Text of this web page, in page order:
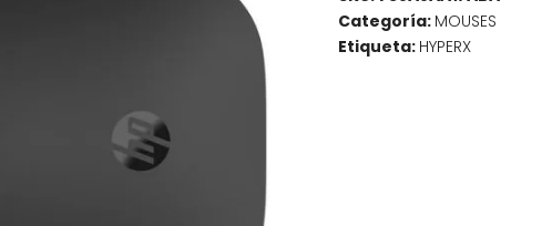
Categoría: MOUSES
Etiqueta: HYPERX